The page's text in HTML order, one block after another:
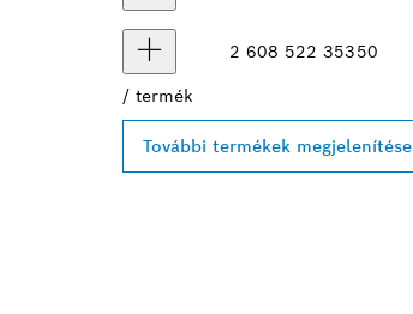
2 608 522 35350
/ termék
További termékek megjelenítése